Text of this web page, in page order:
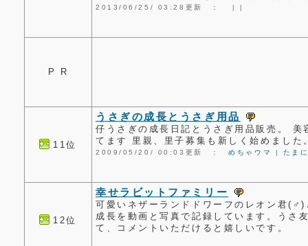
2013/06/25/ 03:28更新 ： | |
P R
11位
うさぎの成長とうさぎ用品
仔うさぎの成長日記とうさぎ用品販売。 美
てます 里親、里子募集も新しく始めました
2009/05/20/ 00:03更新 ：めちゃウマ | たま
12位
幸せラビットファミリー
可愛いネザーランドドワーフのレオン君
成長を動画と写真で記録しています。うさ
て、コメントいただけると嬉しいです。